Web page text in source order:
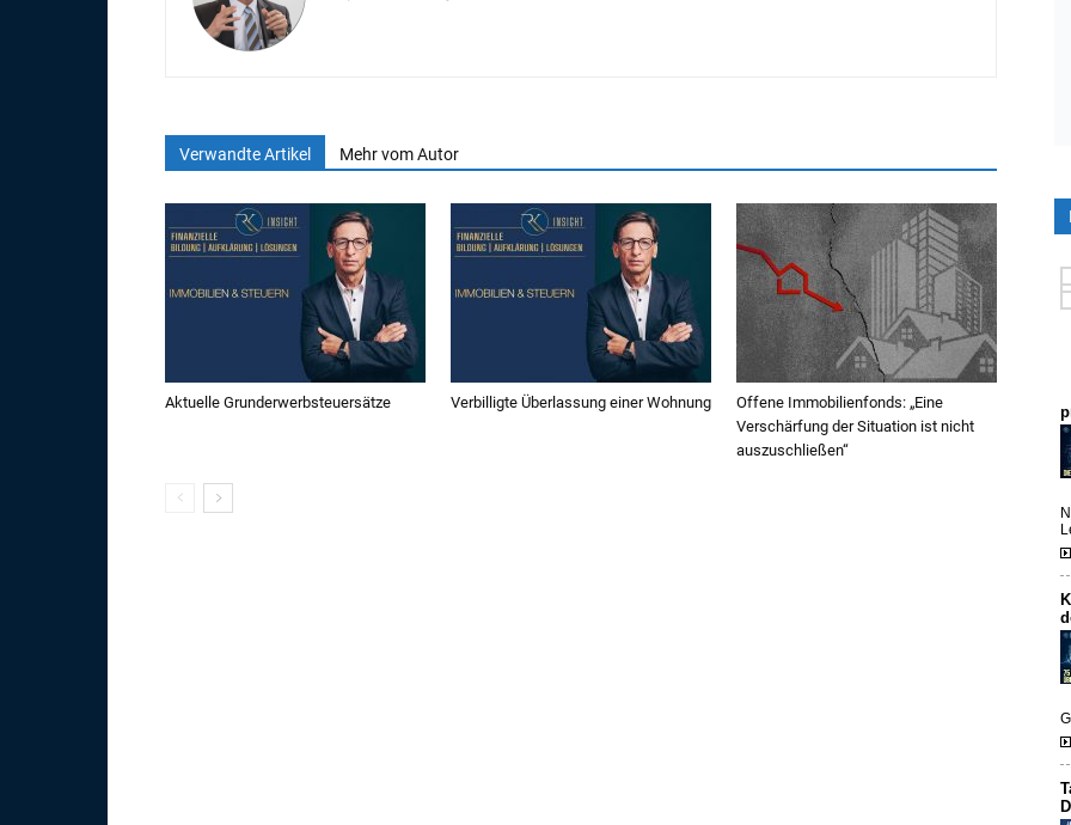
Verwandte Artikel Mehr vom Autor
Aktuelle Grunderwerbsteuersätze Verbilligte Überlassung einer Wohnung
Offene Immobilienfonds: „Eine
Verschärfung der Situation ist nicht
auszuschließen“